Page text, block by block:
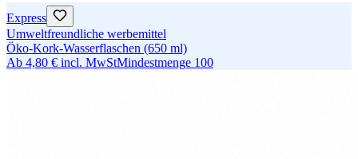
Express
Umweltfreundliche werbemittel
Öko-Kork-Wasserflaschen (650 ml)
Ab 4,80 € incl. MwStMindestmenge 100